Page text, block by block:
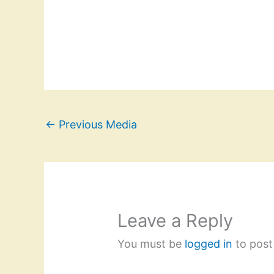
← Previous Media
Leave a Reply
You must be logged in to